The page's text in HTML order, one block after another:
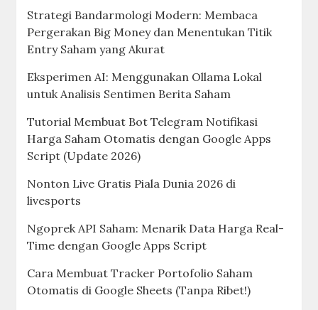
Strategi Bandarmologi Modern: Membaca
Pergerakan Big Money dan Menentukan Titik
Entry Saham yang Akurat
Eksperimen AI: Menggunakan Ollama Lokal
untuk Analisis Sentimen Berita Saham
Tutorial Membuat Bot Telegram Notifikasi
Harga Saham Otomatis dengan Google Apps
Script (Update 2026)
Nonton Live Gratis Piala Dunia 2026 di
livesports
Ngoprek API Saham: Menarik Data Harga Real-
Time dengan Google Apps Script
Cara Membuat Tracker Portofolio Saham
Otomatis di Google Sheets (Tanpa Ribet!)